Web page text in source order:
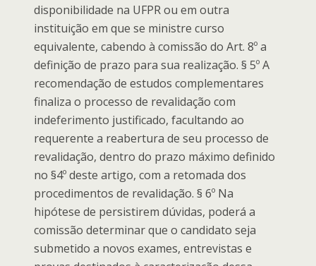
disponibilidade na UFPR ou em outra
instituição em que se ministre curso
equivalente, cabendo à comissão do Art. 8º a
definição de prazo para sua realização. § 5º A
recomendação de estudos complementares
finaliza o processo de revalidação com
indeferimento justificado, facultando ao
requerente a reabertura de seu processo de
revalidação, dentro do prazo máximo definido
no §4º deste artigo, com a retomada dos
procedimentos de revalidação. § 6º Na
hipótese de persistirem dúvidas, poderá a
comissão determinar que o candidato seja
submetido a novos exames, entrevistas e